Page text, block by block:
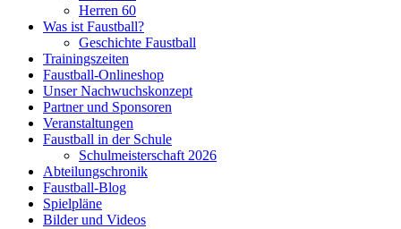
Herren 60
Was ist Faustball?
Geschichte Faustball
Trainingszeiten
Faustball-Onlineshop
Unser Nachwuchskonzept
Partner und Sponsoren
Veranstaltungen
Faustball in der Schule
Schulmeisterschaft 2026
Abteilungschronik
Faustball-Blog
Spielpläne
Bilder und Videos